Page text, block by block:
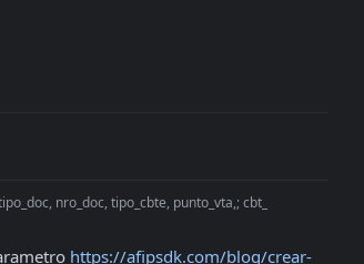
nro_doc, tipo_cbte, punto_vta,; cbt_
https://afipsdk.com/blog/crear-